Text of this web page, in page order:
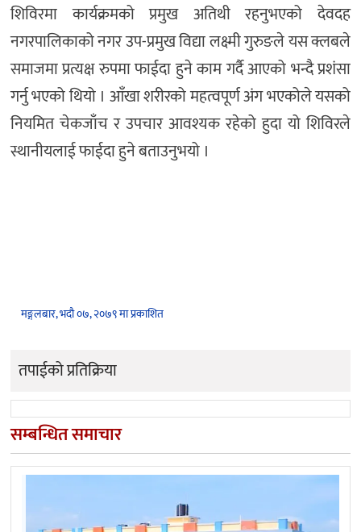
शिविरमा कार्यक्रमको प्रमुख अतिथी रहनुभएको देवदह
नगरपालिकाको नगर उप-प्रमुख विद्या लक्ष्मी गुरुङले यस क्लबले
समाजमा प्रत्यक्ष रुपमा फाईदा हुने काम गर्दै आएको भन्दै प्रशंसा
गर्नु भएको थियो । आँखा शरीरको महत्वपूर्ण अंग भएकोले यसको
नियमित चेकजाँच र उपचार आवश्यक रहेको हुदा यो शिविरले
स्थानीयलाई फाईदा हुने बताउनुभयो ।
मङ्गलबार, भदौ ०७, २०७९ मा प्रकाशित
तपाईको प्रतिक्रिया
सम्बन्धित समाचार